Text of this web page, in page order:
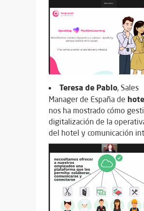
Teresa de Pablo, Sales
Manager de España de
nos ha mostrado cómo
digitalización de la
del hotel y comunicación